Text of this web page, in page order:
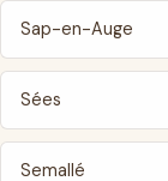
Sap-en-Auge
Sées
Semallé